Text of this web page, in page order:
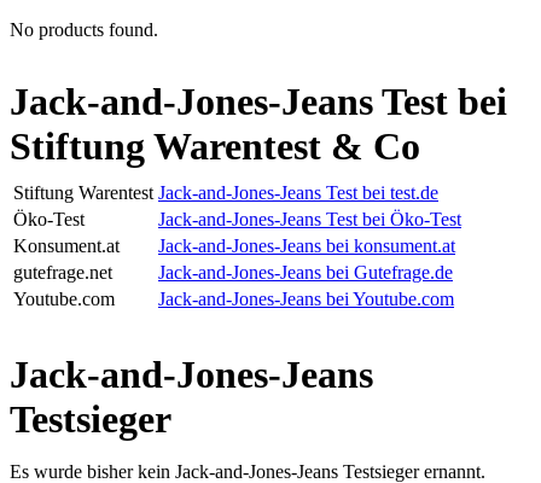
No products found.
Jack-and-Jones-Jeans Test bei
Stiftung Warentest & Co
Stiftung Warentest Jack-and-Jones-Jeans Test bei test.de
Öko-Test
Jack-and-Jones-Jeans Test bei Öko-Test
Konsument.at
Jack-and-Jones-Jeans bei konsument.at
gutefrage.net
Jack-and-Jones-Jeans bei Gutefrage.de
Youtube.com
Jack-and-Jones-Jeans bei Youtube.com
Jack-and-Jones-Jeans
Testsieger
Es wurde bisher kein Jack-and-Jones-Jeans Testsieger ernannt.